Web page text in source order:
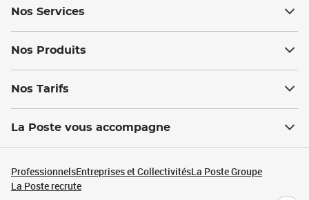
Nos Services
Nos Produits
Nos Tarifs
La Poste vous accompagne
ProfessionnelsEntreprises et CollectivitésLa Poste Groupe
La Poste recrute